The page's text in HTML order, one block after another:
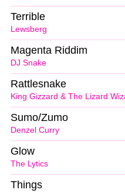
Lewsberg
Terrible
DJ Snake
Magenta Riddim
King Gizzard & The Lizard
Rattlesnake
Denzel Curry
Sumo/Zumo
The Lytics
Glow
Things